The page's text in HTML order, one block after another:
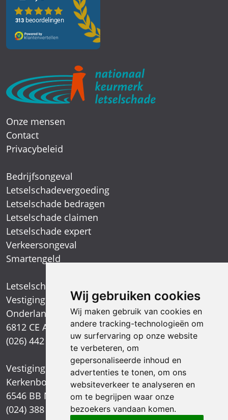
Wij gebruiken cookies
Wij maken gebruik van cookies en
andere tracking-technologieën om
uw surfervaring op onze website
te verbeteren, om
gepersonaliseerde inhoud en
advertenties te tonen, om ons
websiteverkeer te analyseren en
om te begrijpen waar onze
bezoekers vandaan komen.
Onze mensen
Contact
Privacybeleid
Bedrijfsongeval
Letselschadevergoeding
Letselschade bedragen
Letselschade claimen
Letselschade expert
Verkeersongeval
Smartengeld
Letselschadespecialist
Vestiging Arnhem
Onderlangs 1
6812 CE Arnhem
(026) 442 39 13
Vestiging Nijmegen
Kerkenbos 1021
6546 BB Nijmegen
(024) 388 66 80